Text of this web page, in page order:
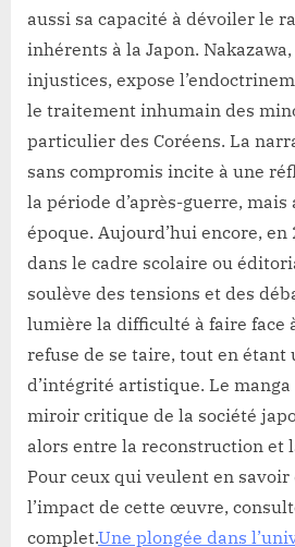
aussi sa capacité à dévoiler le
inhérents à la Japon.
injustices, expose
le traitement inhumain des
particulier des Coréens. La
sans compromis incite à une
la période d’après-guerre,
époque. Aujourd’hui encore,
dans le cadre scolaire ou
soulève des tensions et des
lumière la difficulté à faire face
refuse de se taire, tout en étant
d’intégrité artistique. Le
miroir critique de la société
alors entre la reconstruction et
Pour ceux qui veulent en savoir
l’impact de cette œuvre,
complet.Une plongée dans